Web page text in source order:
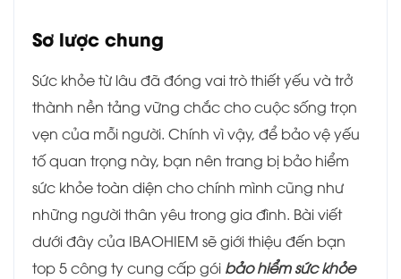
Sơ lược chung
Sức khỏe từ lâu đã đóng vai trò thiết yếu và trở
thành nền tảng vững chắc cho cuộc sống trọn
vẹn của mỗi người. Chính vì vậy, để bảo vệ yếu
tố quan trọng này, bạn nên trang bị bảo hiểm
sức khỏe toàn diện cho chính mình cũng như
những người thân yêu trong gia đình. Bài viết
dưới đây của IBAOHIEM sẽ giới thiệu đến bạn
top 5 công ty cung cấp gói bảo hiểm sức khỏe